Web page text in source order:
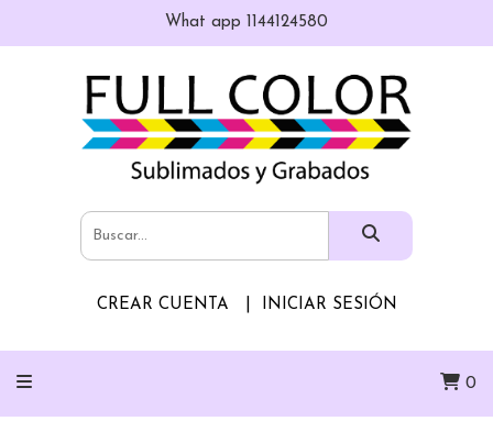
What app 1144124580
CREAR CUENTA INICIAR SESIÓN
0